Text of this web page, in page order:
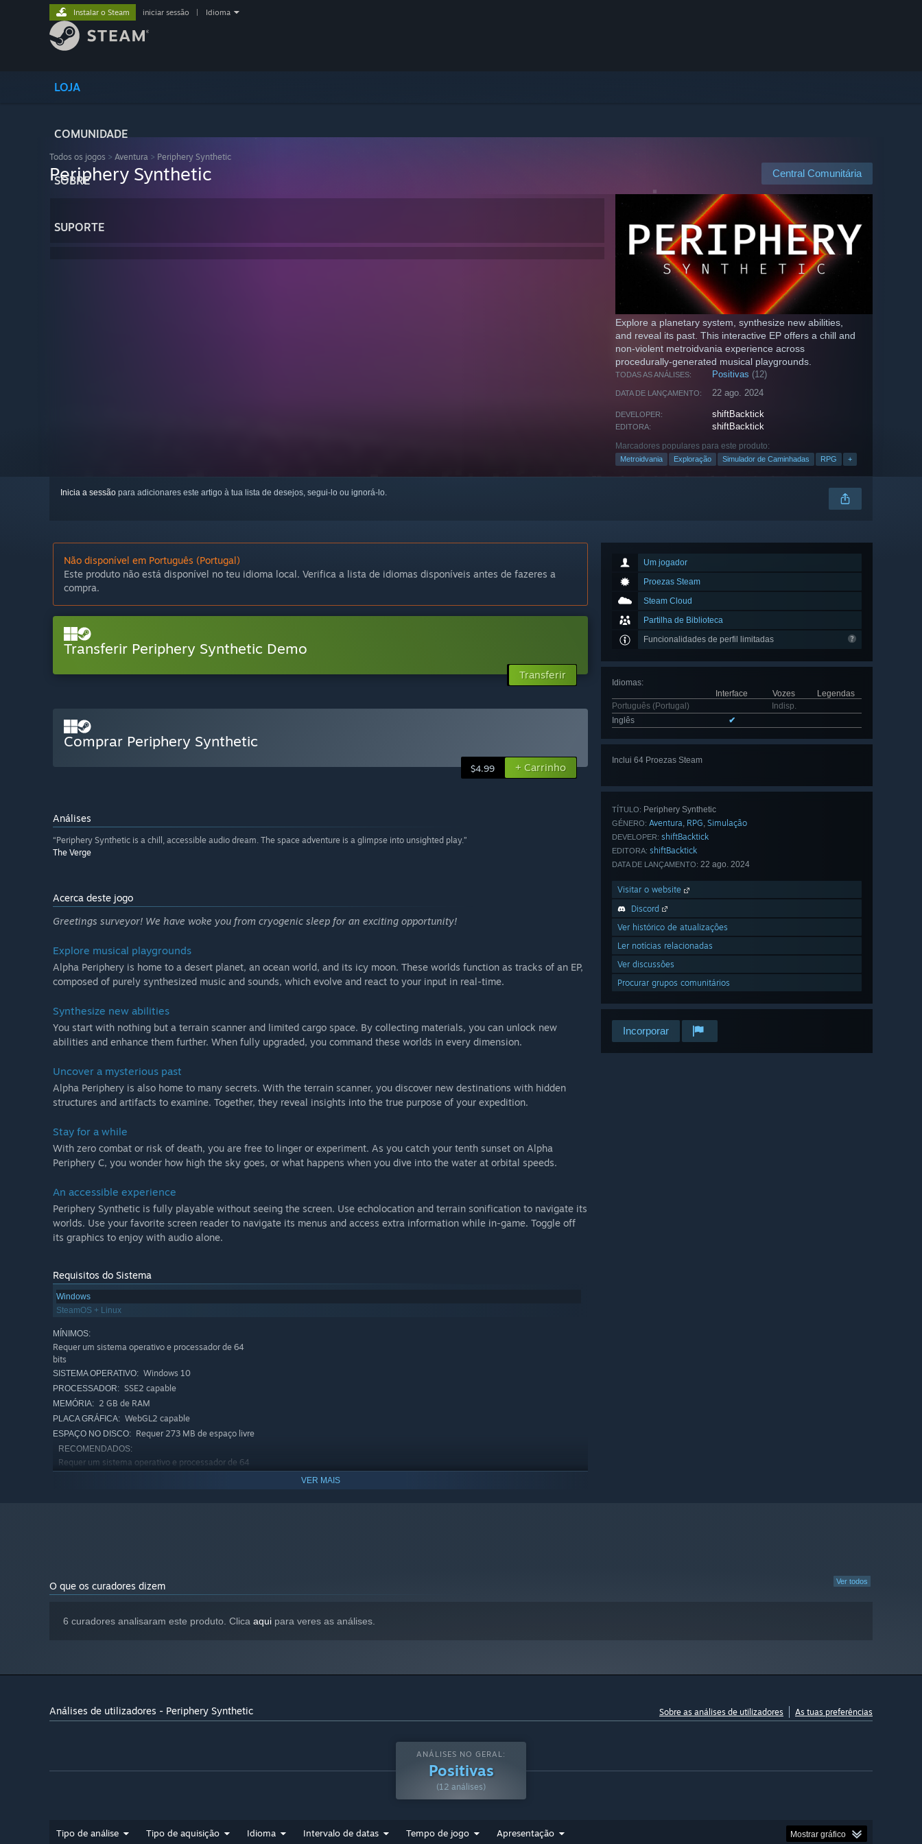
LOJA
COMUNIDADE
SOBRE
SUPORTE
Instalar o Steam iniciar sessão Idioma
Todos os jogos > Aventura > Periphery Synthetic
Central Comunitária
Periphery Synthetic
Explore a planetary system, synthesize new abilities,
and reveal its past. This interactive EP offers a chill and
non-violent metroidvania experience across
procedurally-generated musical playgrounds.
TODAS AS ANÁLISES: Positivas (12)
DATA DE LANÇAMENTO: 22 ago. 2024
DEVELOPER: shiftBacktick
EDITORA: shiftBacktick
Marcadores populares para este produto:
Metroidvania Exploração Simulador de Caminhadas RPG +
Inicia a sessão para adicionares este artigo à tua lista de desejos, segui-lo ou ignorá-lo.
Um jogador
Proezas Steam
Steam Cloud
Partilha de Biblioteca
Funcionalidades de perfil limitadas
Idiomas:
Interface
Vozes
Legendas
Português (Portugal)
Indisp.
Inglês
✔
Inclui 64 Proezas Steam
Ver tudo
TÍTULO: Periphery Synthetic
GÉNERO: Aventura, RPG, Simulação
DEVELOPER: shiftBacktick
EDITORA: shiftBacktick
DATA DE LANÇAMENTO: 22 ago. 2024
Visitar o website
Discord
Ver histórico de atualizações
Ler notícias relacionadas
Ver discussões
Procurar grupos comunitários
Incorporar
Não disponível em Português (Portugal)
Este produto não está disponível no teu idioma local. Verifica a lista de idiomas disponíveis antes de fazeres a
compra.
Transferir Periphery Synthetic Demo
Transferir
Comprar Periphery Synthetic
$4.99 + Carrinho
Análises
“Periphery Synthetic is a chill, accessible audio dream. The space adventure is a glimpse into unsighted play.”
The Verge
Acerca deste jogo
Greetings surveyor! We have woke you from cryogenic sleep for an exciting opportunity!
Explore musical playgrounds
Alpha Periphery is home to a desert planet, an ocean world, and its icy moon. These worlds function as tracks of an EP,
composed of purely synthesized music and sounds, which evolve and react to your input in real-time.
Synthesize new abilities
You start with nothing but a terrain scanner and limited cargo space. By collecting materials, you can unlock new
abilities and enhance them further. When fully upgraded, you command these worlds in every dimension.
Uncover a mysterious past
Alpha Periphery is also home to many secrets. With the terrain scanner, you discover new destinations with hidden
structures and artifacts to examine. Together, they reveal insights into the true purpose of your expedition.
Stay for a while
With zero combat or risk of death, you are free to linger or experiment. As you catch your tenth sunset on Alpha
Periphery C, you wonder how high the sky goes, or what happens when you dive into the water at orbital speeds.
An accessible experience
Periphery Synthetic is fully playable without seeing the screen. Use echolocation and terrain sonification to navigate its
worlds. Use your favorite screen reader to navigate its menus and access extra information while in-game. Toggle off
its graphics to enjoy with audio alone.
Requisitos do Sistema
Windows
SteamOS + Linux
MÍNIMOS:
Requer um sistema operativo e processador de 64
bits
SISTEMA OPERATIVO: Windows 10
PROCESSADOR: SSE2 capable
MEMÓRIA: 2 GB de RAM
PLACA GRÁFICA: WebGL2 capable
ESPAÇO NO DISCO: Requer 273 MB de espaço livre
RECOMENDADOS:
Requer um sistema operativo e processador de 64
bits
VER MAIS
Ver todos
O que os curadores dizem
6 curadores analisaram este produto. Clica aqui para veres as análises.
Análises de utilizadores - Periphery Synthetic Sobre as análises de utilizadores As tuas preferências
ANÁLISES NO GERAL:
Positivas
(12 análises)
Tipo de análise Tipo de aquisição Idioma Intervalo de datas Tempo de jogo Apresentação Mostrar gráfico